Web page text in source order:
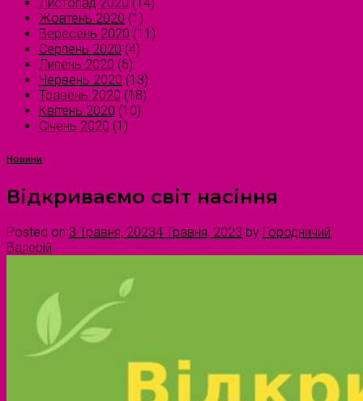
Жовтень 2020 (1)
Вересень 2020 (11)
Серпень 2020 (4)
Липень 2020 (6)
Червень 2020 (13)
Травень 2020 (18)
Квітень 2020 (10)
Січень 2020 (1)
Новини
Відкриваємо світ насіння
Posted on 3 Травня, 20234 Травня, 2023 by Городничий
Валерій